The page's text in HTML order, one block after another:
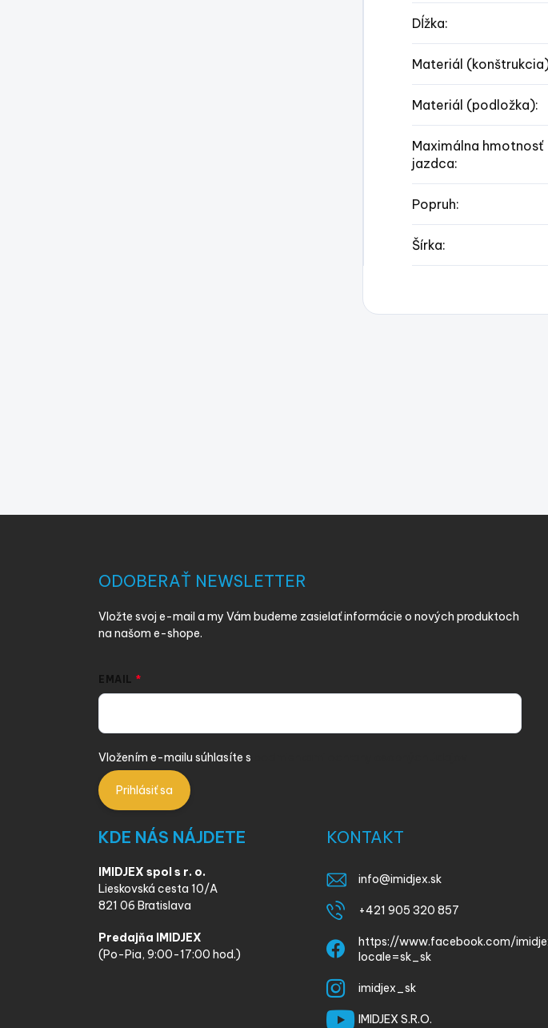
Dĺžka:
Materiál
Materiál (podložka):
Maximálna hmotnosť
jazdca:
Popruh:
Šírka:
ODOBERAŤ NEWSLETTER
Vložte svoj e-mail a my Vám budeme zasielať informácie o nových produktoch
na našom e-shope.
EMAIL
Vložením e-mailu súhlasíte s
Prihlásiť sa
KDE NÁS NÁJDETE
IMIDJEX spol s r. o.
Lieskovská cesta 10/A
821 06 Bratislava
Predajňa IMIDJEX
(Po-Pia, 9:00-17:00 hod.)
KONTAKT
info@imidjex.sk
+421 905 320 857
https://www.facebook.com/
locale=sk_sk
imidjex_sk
IMIDJEX S.R.O.